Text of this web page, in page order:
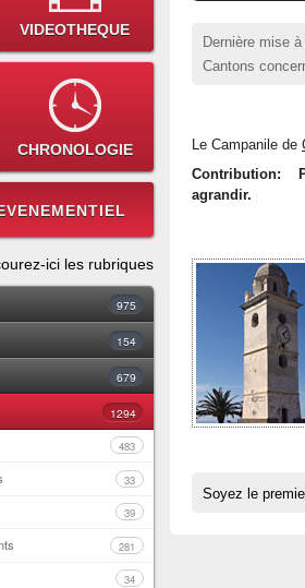
VIDEOTHEQUE
CHRONOLOGIE
ici les rubriques
975
154
679
1294
483
33
39
281
34
Dernière mise
Cantons
Le Campanile de
Contribution:
agrandir.
Soyez le